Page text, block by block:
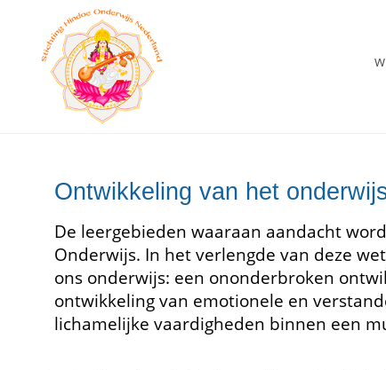
Ontwikkeling van het
De leergebieden waaraan aandacht
Onderwijs. In het verlengde van deze
ons onderwijs: een ononderbroken
ontwikkeling van emotionele en
lichamelijke vaardigheden binnen een